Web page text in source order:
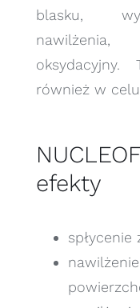
blasku,
oksydacyjny.
również w
efekty